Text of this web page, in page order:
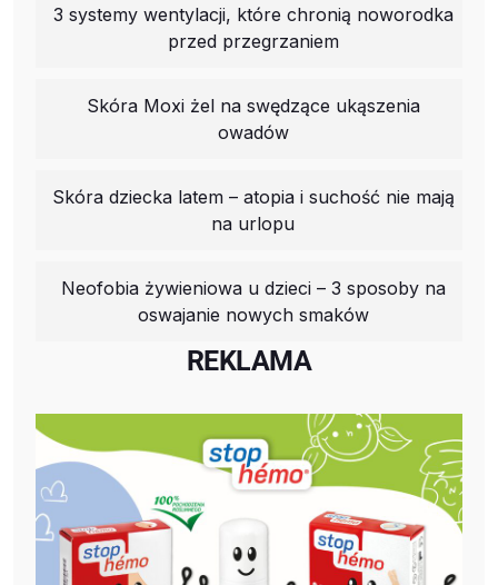
3 systemy wentylacji, które chronią noworodka
przed przegrzaniem
Skóra Moxi żel na swędzące ukąszenia
owadów
Skóra dziecka latem – atopia i suchość nie mają
na urlopu
Neofobia żywieniowa u dzieci – 3 sposoby na
oswajanie nowych smaków
REKLAMA